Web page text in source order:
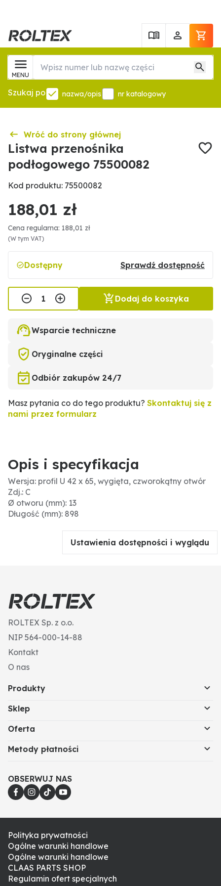
MENU
Szukaj po nazwa/opis nr katalogowy
Wróć do strony głównej
Listwa przenośnika
podłogowego 75500082
Kod produktu: 75500082
188,01 zł
Cena regularna: 188,01 zł
(W tym VAT)
Dostępny Sprawdź dostępność
Dodaj do koszyka
Wsparcie techniczne
Oryginalne części
Odbiór zakupów 24/7
Masz pytania co do tego produktu? Skontaktuj się z
nami przez formularz
Opis i specyfikacja
Wersja: profil U 42 x 65, wygięta, czworokątny otwór
Zdj.: C
Ø otworu (mm): 13
Długość (mm): 898
Ustawienia dostępności i wyglądu
ROLTEX Sp. z o.o.
NIP 564-000-14-88
Kontakt
O nas
Produkty
Sklep
Oferta
Metody płatności
OBSERWUJ NAS
Polityka prywatności
Ogólne warunki handlowe
Ogólne warunki handlowe
CLAAS PARTS SHOP
Regulamin ofert specjalnych